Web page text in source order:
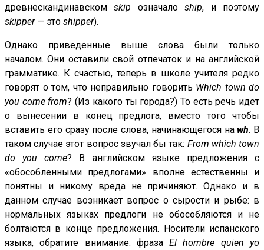
древнескандинавскомskip означалоship, и поэтому
skipper— это shipper).
Однако приведенные выше слова были только
началом. Они оставили свой отпечаток и на английской
грамматике. К счастью, теперь в школе учителя редко
говорят о том, что неправильно говорить Which town do
you come from? (Из какого ты города?) То есть речь идет
о вынесении в конец предлога, вместо того чтобы
вставить его сразу после слова, начинающегося на wh. В
таком случае этот вопрос звучал бы так: From which town
do you come? В английском языке предложения с
«обособленными предлогами» вполне естественны и
понятны и никому вреда не причиняют. Однако и в
данном случае возникает вопрос о сырости и рыбе: в
нормальных языках предлоги не обособляются и не
болтаются в конце предложения. Носители испанского
языка, обратите внимание: фразаEl hombre quien yo